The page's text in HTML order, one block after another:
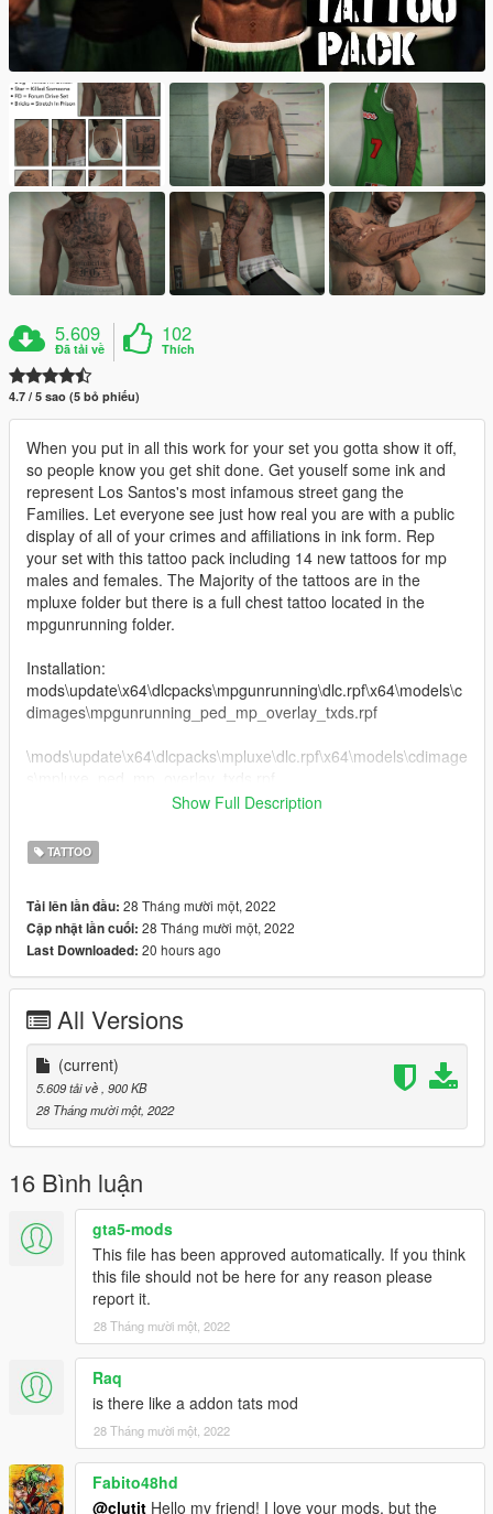
5.609
Đã tải về
102
Thích
4.7 / 5 sao (5 bỏ phiếu)
When you put in all this work for your set you gotta show it off,
so people know you get shit done. Get youself some ink and
represent Los Santos's most infamous street gang the
Families. Let everyone see just how real you are with a public
display of all of your crimes and affiliations in ink form. Rep
your set with this tattoo pack including 14 new tattoos for mp
males and females. The Majority of the tattoos are in the
mpluxe folder but there is a full chest tattoo located in the
mpgunrunning folder.
Installation:
mods\update\x64\dlcpacks\mpgunrunning\dlc.rpf\x64\models\c
dimages\mpgunrunning_ped_mp_overlay_txds.rpf
\mods\update\x64\dlcpacks\mpluxe\dlc.rpf\x64\models\cdimage
Show Full Description
TATTOO
Tải lên lần đầu: 28 Tháng mười một, 2022
Cập nhật lần cuối: 28 Tháng mười một, 2022
Last Downloaded: 20 hours ago
All Versions
(current)
5.609 tải về, 900 KB
28 Tháng mười một, 2022
16 Bình luận
gta5-mods
This file has been approved automatically. If you think
this file should not be here for any reason please
report it.
28 Tháng mười một, 2022
Raq
is there like a addon tats mod
28 Tháng mười một, 2022
Fabito48hd
@clutit Hello my friend! I love your mods, but the